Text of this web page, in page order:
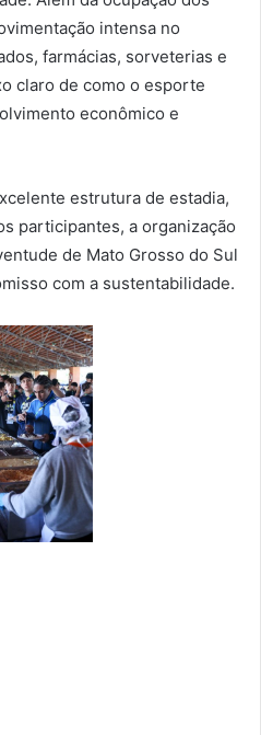
intensa no
farmácias, sorveterias e
claro de como o esporte
econômico e
estrutura de estadia,
participantes, a organização
de Mato Grosso do Sul
com a sustentabilidade.